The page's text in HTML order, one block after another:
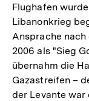
Flughafen
Libanonkrieg
Ansprache
2006 als "Sieg
übernahm die
Gazastreifen –
der Levante